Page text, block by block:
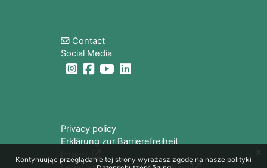
Kontynuując przeglądanie tej strony wyrażasz zgodę na nasze polityki
x
Contact
Social Media
Privacy policy
Erklärung zur Barrierefreiheit
Imprint